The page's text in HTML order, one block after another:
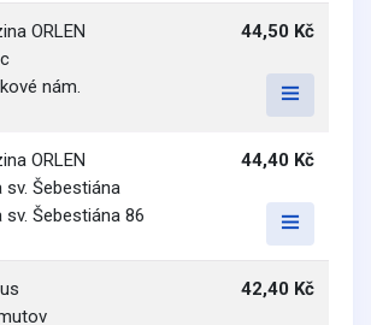
ORLEN
nám.
44,50 Kč
ORLEN
sv. Šebestiána
sv. Šebestiána 86
44,40 Kč
42,40 Kč